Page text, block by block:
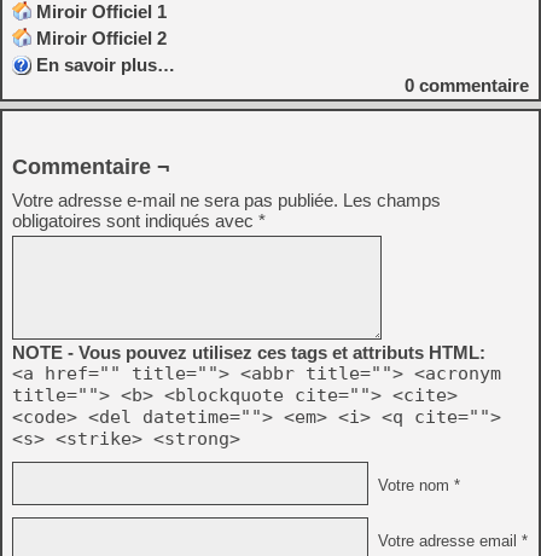
Miroir Officiel 1
Miroir Officiel 2
En savoir plus…
0 commentaire
Commentaire ¬
Votre adresse e-mail ne sera pas publiée. Les champs
obligatoires sont indiqués avec *
NOTE - Vous pouvez utilisez ces tags et attributs HTML:
<a href="" title=""> <abbr title=""> <acronym
title=""> <b> <blockquote cite=""> <cite>
<code> <del datetime=""> <em> <i> <q cite="">
<s> <strike> <strong>
Votre nom *
Votre adresse email *